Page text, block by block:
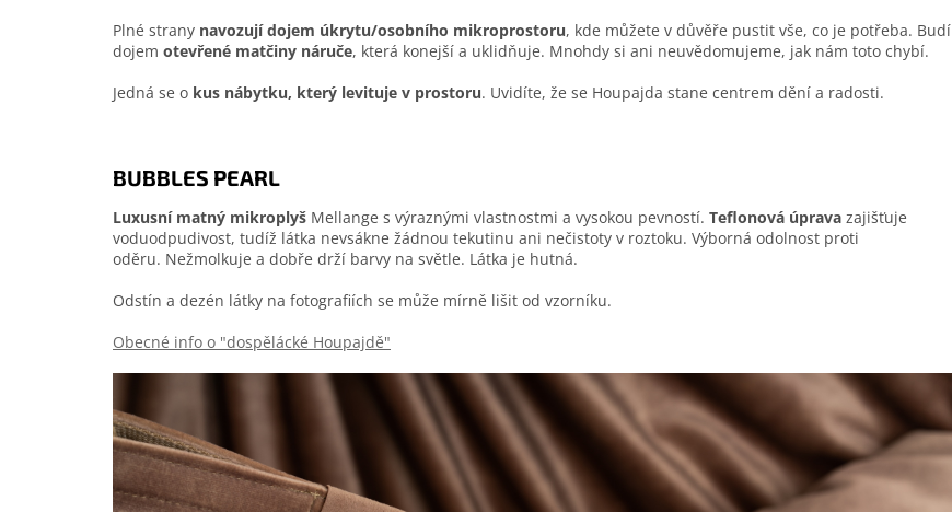
Plné strany navozují dojem úkrytu/osobního mikroprostoru, kde můžete v důvěře pustit vše, co je potřeba. Budí
dojem otevřené matčiny náruče, která konejší a uklidňuje. Mnohdy si ani neuvědomujeme, jak nám toto chybí.
Jedná se o kus nábytku, který levituje v prostoru. Uvidíte, že se Houpajda stane centrem dění a radosti.
BUBBLES PEARL
Luxusní matný mikroplyš Mellange s výraznými vlastnostmi a vysokou pevností. Teflonová úprava zajišťuje
voduodpudivost, tudíž látka nevsákne žádnou tekutinu ani nečistoty v roztoku. Výborná odolnost proti
oděru. Nežmolkuje a dobře drží barvy na světle. Látka je hutná.
Odstín a dezén látky na fotografiích se může mírně lišit od vzorníku.
Obecné info o "dospělácké Houpajdě"